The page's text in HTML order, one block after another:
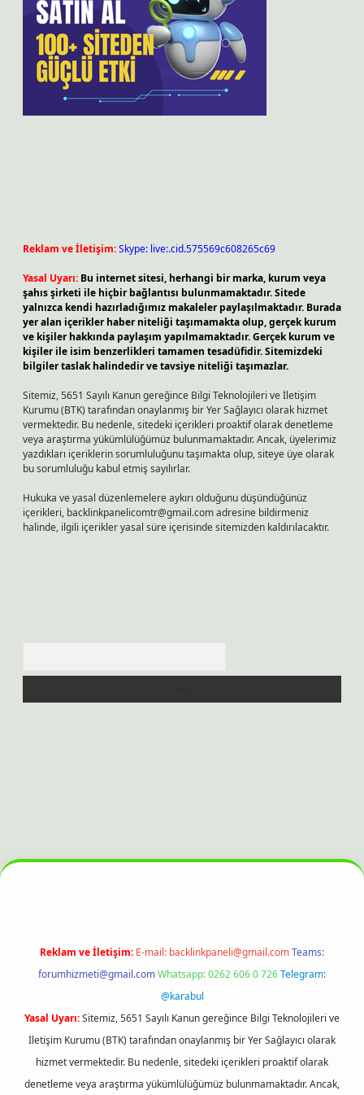
Reklam ve İletişim:Skype: live:.cid.575569c608265c69
Yasal Uyarı: Bu internet sitesi, herhangi bir marka, kurum veya
şahıs şirketi ile hiçbir bağlantısı bulunmamaktadır. Sitede
yalnızca kendi hazırladığımız makaleler paylaşılmaktadır. Burada
yer alan içerikler haber niteliği taşımamakta olup, gerçek kurum
ve kişiler hakkında paylaşım yapılmamaktadır. Gerçek kurum ve
kişiler ile isim benzerlikleri tamamen tesadüfidir. Sitemizdeki
bilgiler taslak halindedir ve tavsiye niteliği taşımazlar.
Sitemiz, 5651 Sayılı Kanun gereğince Bilgi Teknolojileri ve İletişim
Kurumu (BTK) tarafından onaylanmış bir Yer Sağlayıcı olarak hizmet
vermektedir. Bu nedenle, sitedeki içerikleri proaktif olarak denetleme
veya araştırma yükümlülüğümüz bulunmamaktadır. Ancak, üyelerimiz
yazdıkları içeriklerin sorumluluğunu taşımakta olup, siteye üye olarak
bu sorumluluğu kabul etmiş sayılırlar.
Hukuka ve yasal düzenlemelere aykırı olduğunu düşündüğünüz
içerikleri, backlinkpanelicomtr@gmail.comadresine bildirmeniz
halinde, ilgili içerikler yasal süre içerisinde sitemizden kaldırılacaktır.
bahis sitesi
Reklam ve İletişim: E-mail: backlinkpaneli@gmail.comTeams:
forumhizmeti@gmail.comWhatsapp: 0262 606 0 726Telegram:
@karabul
Yasal Uyarı:Sitemiz, 5651 Sayılı Kanun gereğince Bilgi Teknolojileri ve
İletişim Kurumu (BTK) tarafından onaylanmış bir Yer Sağlayıcı olarak
hizmet vermektedir. Bu nedenle, sitedeki içerikleri proaktif olarak
denetleme veya araştırma yükümlülüğümüz bulunmamaktadır. Ancak,